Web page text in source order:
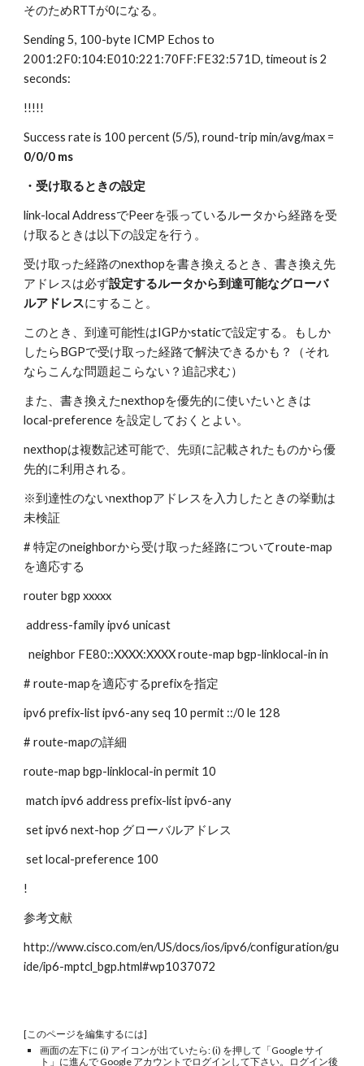
そのためRTTが0になる。
Sending 5, 100-byte ICMP Echos to
2001:2F0:104:E010:221:70FF:FE32:571D, timeout is 2
seconds:
!!!!!
0/0/0 ms
・受け取るときの設定
link-local AddressでPeerを張っているルータから経路を受
け取るときは以下の設定を行う。
受け取った経路のnexthopを書き換えるとき、書き換え先
アドレスは必ず設定するルータから到達可能なグローバ
ルアドレスにすること。
このとき、到達可能性はIGPかstaticで設定する。もしか
したらBGPで受け取った経路で解決できるかも？（それ
ならこんな問題起こらない？追記求む）
また、書き換えたnexthopを優先的に使いたいときは
local-preference を設定しておくとよい。
nexthopは複数記述可能で、先頭に記載されたものから優
先的に利用される。
※到達性のないnexthopアドレスを入力したときの挙動は
未検証
# 特定のneighborから受け取った経路についてroute-map
を適応する
router bgp xxxxx
address-family ipv6 unicast
  neighbor FE80::XXXX:XXXX route-map bgp-linklocal-in in
# route-mapを適応するprefixを指定
ipv6 prefix-list ipv6-any seq 10 permit ::/0 le 128
# route-mapの詳細
route-map bgp-linklocal-in permit 10
match ipv6 address prefix-list ipv6-any
set ipv6 next-hop グローバルアドレス
set local-preference 100
!
参考文献
http://www.cisco.com/en/US/docs/ios/ipv6/configuration/gu
ide/ip6-mptcl_bgp.html#wp1037072
[このページを編集するには]
画面の左下に (i) アイコンが出ていたら: (i) を押して「Google サイ
ト」に進んで Google アカウントでログインして下さい。ログイン後